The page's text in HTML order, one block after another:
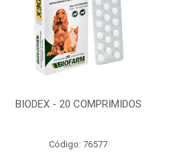
BIODEX - 20 COMPRIMIDOS
Código: 76577